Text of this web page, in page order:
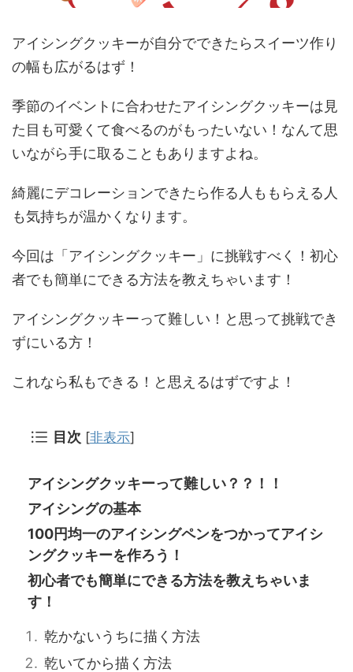
アイシングクッキーが自分でできたらスイーツ作り
の幅も広がるはず！
季節のイベントに合わせたアイシングクッキーは見
た目も可愛くて食べるのがもったいない！なんて思
いながら手に取ることもありますよね。
綺麗にデコレーションできたら作る人ももらえる人
も気持ちが温かくなります。
今回は「アイシングクッキー」に挑戦すべく！初心
者でも簡単にできる方法を教えちゃいます！
アイシングクッキーって難しい！と思って挑戦でき
ずにいる方！
これなら私もできる！と思えるはずですよ！
目次 [非表示]
アイシングクッキーって難しい？？！！
アイシングの基本
100円均一のアイシングペンをつかってアイシ
ングクッキーを作ろう！
初心者でも簡単にできる方法を教えちゃいま
す！
乾かないうちに描く方法
乾いてから描く方法